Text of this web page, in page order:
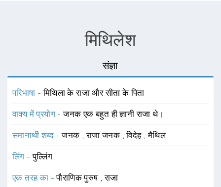
मिथिलेश
संज्ञा
परिभाषा -मिथिला के राजा और सीता के पिता
वाक्य में प्रयोग -जनक एक बहुत ही ज्ञानी राजा थे।
समानार्थी शब्द -जनक ,राजा जनक ,विदेह ,मैथिल
लिंग -पुल्लिंग
एक तरह का -पौराणिक पुरुष ,राजा